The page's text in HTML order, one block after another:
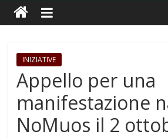
INIZIATIVE
Appello per una
manifestazione
NoMuos il 2